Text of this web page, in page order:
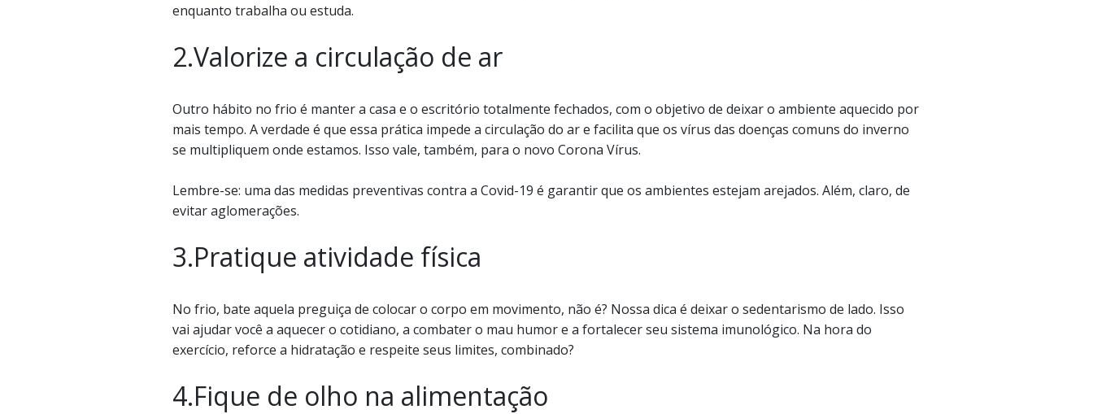
enquanto trabalha ou estuda.
2.Valorize a circulação de ar
Outro hábito no frio é manter a casa e o escritório totalmente fechados, com o objetivo de deixar o ambiente aquecido por
mais tempo. A verdade é que essa prática impede a circulação do ar e facilita que os vírus das doenças comuns do inverno
se multipliquem onde estamos. Isso vale, também, para o novo Corona Vírus.
Lembre-se: uma das medidas preventivas contra a Covid-19 é garantir que os ambientes estejam arejados. Além, claro, de
evitar aglomerações.
3.Pratique atividade física
No frio, bate aquela preguiça de colocar o corpo em movimento, não é? Nossa dica é deixar o sedentarismo de lado. Isso
vai ajudar você a aquecer o cotidiano, a combater o mau humor e a fortalecer seu sistema imunológico. Na hora do
exercício, reforce a hidratação e respeite seus limites, combinado?
4.Fique de olho na alimentação